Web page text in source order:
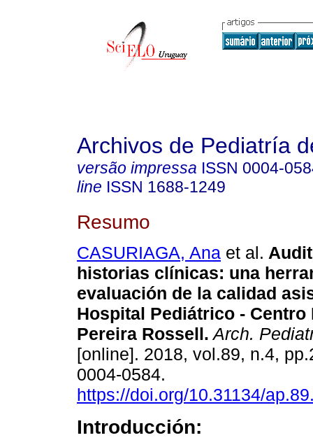
Archivos de Pediatría
versão impressa ISSN 0004-
line ISSN 1688-1249
Resumo
CASURIAGA, Ana et al.
historias clínicas: una
evaluación de la calidad
Hospital Pediátrico - Centro
Pereira Rossell. Arch.
[online]. 2018, vol.89, n.4,
0004-0584.
https://doi.org/10.31134/
Introducción: